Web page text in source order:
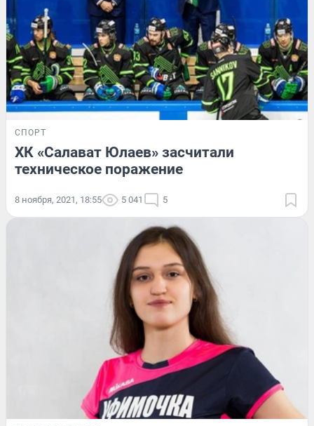
СПОРТ
ХК «Салават Юлаев» засчитали
техническое поражение
8 ноября, 2021, 18:55 5 041 5